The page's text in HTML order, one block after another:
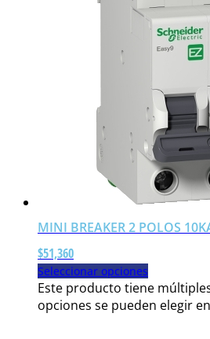
MINI BREAKER 2 POLOS
$51,360
Seleccionar opciones
Este producto tiene
opciones se pueden elegir